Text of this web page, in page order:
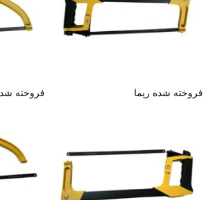
فروخته شده ریما فروخته